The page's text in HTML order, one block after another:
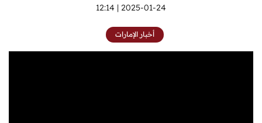
الفجيرة 34 o
2025-01-24 | 12:14
أخبار الإمارات